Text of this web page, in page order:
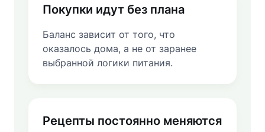
Покупки идут без плана
Баланс зависит от того, что
оказалось дома, а не от заранее
выбранной логики питания.
Рецепты постоянно меняются